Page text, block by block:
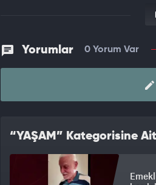
Yarışlar sırasında araçların
anlar renkli görüntüler oluşturdu.
yer alan "Daha iyisi olana kadar en
koydu.
Kumru Belediye Başkanı Yusuf
Yorumlar 0 Yorum Var
“YAŞAM” Kategorisine